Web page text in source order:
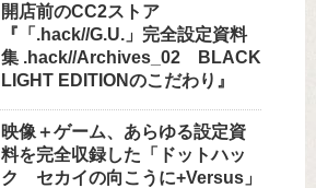
開店前のCC2ストア
『「.hack//G.U.」完全設定資料
集 .hack//Archives_02 BLACK
LIGHT EDITIONのこだわり』
映像＋ゲーム、あらゆる設定資
料を完全収録した「ドットハッ
ク セカイの向こうに+Versus」